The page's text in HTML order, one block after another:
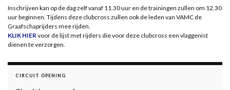
Inschrijven kan op de dag zelf vanaf 11.30 uur en de trainingen zullen om 12.30
uur beginnen. Tijdens deze clubcross zullen ook de leden van VAMC de
Graafschaprijders mee rijden.
KLIK HIER voor de lijst met rijders die voor deze clubcross een vlaggenist
dienen te verzorgen.
CIRCUIT OPENING